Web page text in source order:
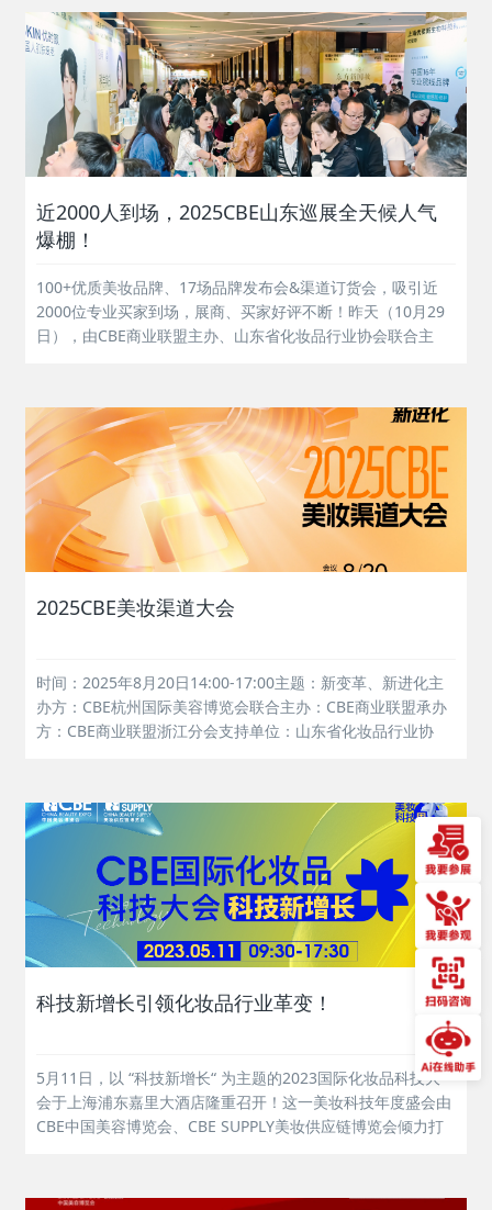
业协会、...
近2000人到场，2025CBE山东巡展全天候人气
爆棚！
100+优质美妆品牌、17场品牌发布会&渠道订货会，吸引近
2000位专业买家到场，展商、买家好评不断！昨天（10月29
日），由CBE商业联盟主办、山东省化妆品行业协会联合主
间...
2025CBE美妆渠道大会
时间：2025年8月20日14:00-17:00主题：新变革、新进化主
办方：CBE杭州国际美容博览会联合主办：CBE商业联盟承办
方：CBE商业联盟浙江分会支持单位：山东省化妆品行业协
业协会、上...
科技新增长引领化妆品行业革变！
5月11日，以 “科技新增长“ 为主题的2023国际化妆品科技大
会于上海浦东嘉里大酒店隆重召开！这一美妆科技年度盛会由
CBE中国美容博览会、CBE SUPPLY美妆供应链博览会倾力打
家洞察市场...